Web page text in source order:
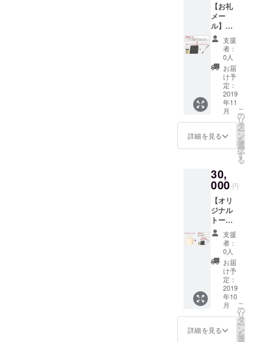
【お礼
メー
ル】
【オリ
ジナル
付箋】
【オリ
ジナル
ボール
ペン】
【メー
ル or
Twitter
DMでの
質問回
答（1
※Twitter
DMでの
質問回
答をご
希望の
場合
は、ア
カウン
ト名を
備考欄
にご記
入下さ
い。
支援
者：
0人
お届
け予
定：
2019
年11
月
詳細を見る
こ
の
リ
タ
ー
ン
を
選
択
す
る
30,
000 円
【オリ
ジナル
トート
バッ
ク】 ＋
10,000
円コー
スと同
じもの
（【お
礼メー
ル】
【オリ
ジナル
付箋】
支援
者：
0人
お届
け予
定：
2019
年10
月
詳細を見る
こ
の
リ
タ
ー
ン
を
選